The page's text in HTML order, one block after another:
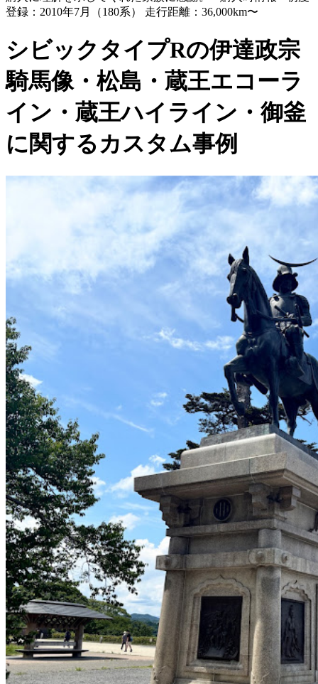
登録：2010年7月（180系） 走行距離：36,000km〜
シビックタイプRの伊達政宗
騎馬像・松島・蔵王エコーラ
イン・蔵王ハイライン・御釜
に関するカスタム事例